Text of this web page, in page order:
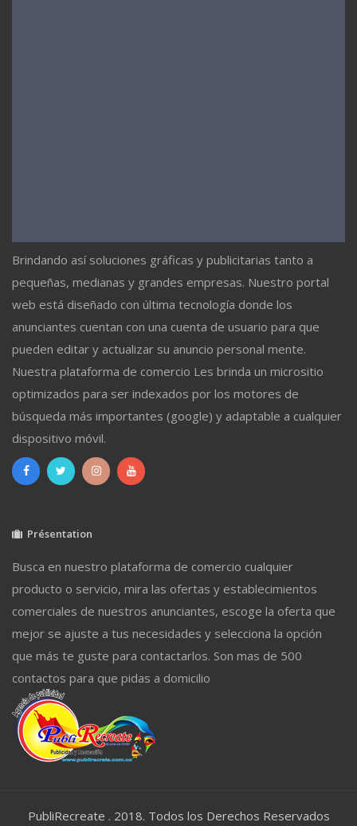
Brindando así soluciones gráficas y publicitarias tanto a
pequeñas, medianas y grandes empresas. Nuestro portal
web está diseñado con última tecnología donde los
anunciantes cuentan con una cuenta de usuario para que
pueden editar y actualizar su anuncio personal mente.
Nuestra plataforma de comercio Les brinda un micrositio
optimizados para ser indexados por los motores de
búsqueda más importantes (google) y adaptable a cualquier
dispositivo móvil.
Présentation
Busca en nuestro plataforma de comercio cualquier
producto o servicio, mira las ofertas y establecimientos
comerciales de nuestros anunciantes, escoge la oferta que
mejor se ajuste a tus necesidades y selecciona la opción
que más te guste para contactarlos. Son mas de 500
contactos para que pidas a domicilio
PubliRecreate . 2018. Todos los Derechos Reservados